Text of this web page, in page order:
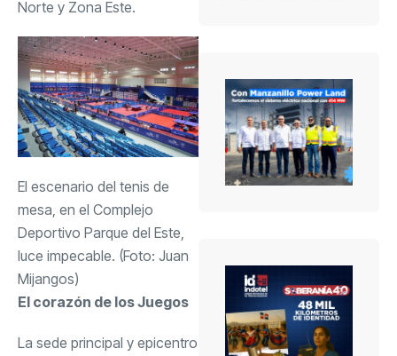
Norte y Zona Este.
El escenario del tenis de
mesa, en el Complejo
Deportivo Parque del Este,
luce impecable. (Foto: Juan
Mijangos)
El corazón de los Juegos
La sede principal y epicentro